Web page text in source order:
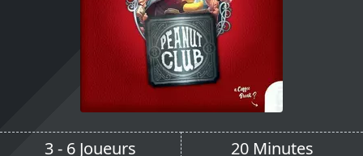
3 - 6 Joueurs 20 Minutes